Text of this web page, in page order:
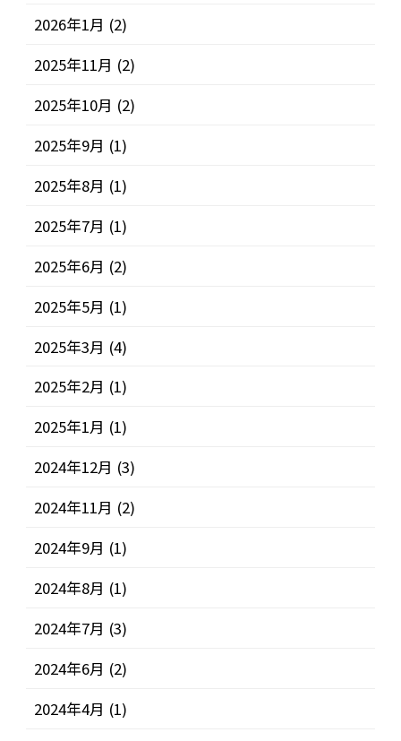
2026年1月 (2)
2025年11月 (2)
2025年10月 (2)
2025年9月 (1)
2025年8月 (1)
2025年7月 (1)
2025年6月 (2)
2025年5月 (1)
2025年3月 (4)
2025年2月 (1)
2025年1月 (1)
2024年12月 (3)
2024年11月 (2)
2024年9月 (1)
2024年8月 (1)
2024年7月 (3)
2024年6月 (2)
2024年4月 (1)